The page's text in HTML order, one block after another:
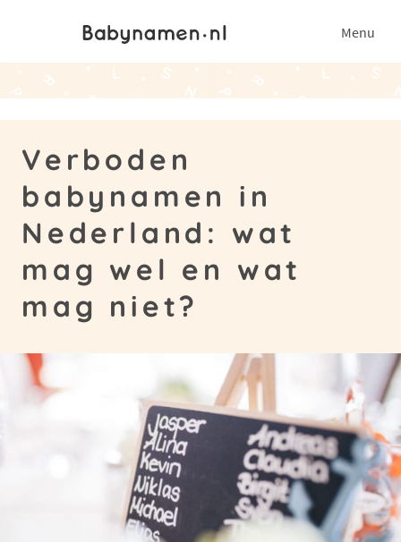
Menu
Verboden
babynamen in
Nederland: wat
mag wel en wat
mag niet?